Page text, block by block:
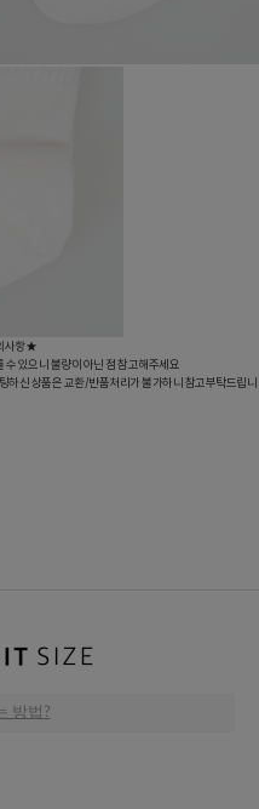
사항★
있으니 불량이 아닌 점 참고해주세요
신 상품은 교환/반품처리가 불가하니 참고부탁드립니